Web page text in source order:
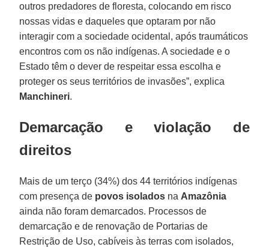
outros predadores de floresta, colocando em risco
nossas vidas e daqueles que optaram por não
interagir com a sociedade ocidental, após traumáticos
encontros com os não indígenas. A sociedade e o
Estado têm o dever de respeitar essa escolha e
proteger os seus territórios de invasões”, explica
Manchineri.
Demarcação e violação de
direitos
Mais de um terço (34%) dos 44 territórios indígenas
com presença de povos isolados na Amazônia
ainda não foram demarcados. Processos de
demarcação e de renovação de Portarias de
Restrição de Uso, cabíveis às terras com isolados,